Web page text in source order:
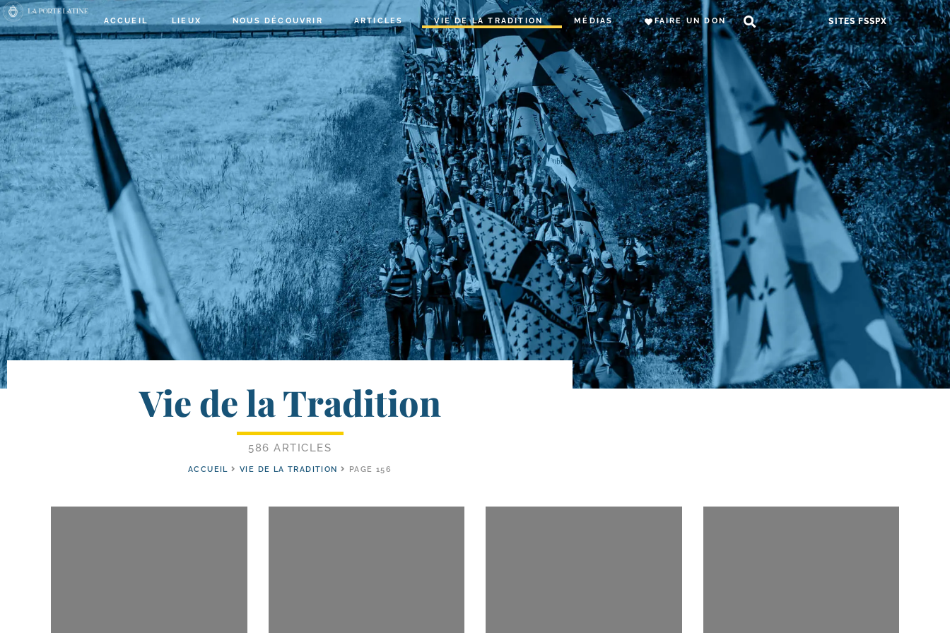
ACCUEIL LIEUX NOUS DÉCOUVRIR ARTICLES VIE DE LA TRADITION MÉDIAS FAIRE UN DON SITES FSSPX
Vie de la Tradition
586 ARTICLES
ACCUEIL VIE DE LA TRADITION PAGE 156